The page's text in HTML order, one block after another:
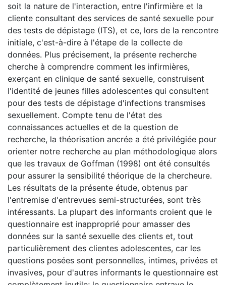
soit la nature de l'interaction, entre l'infirmière et la
cliente consultant des services de santé sexuelle pour
des tests de dépistage (ITS), et ce, lors de la rencontre
initiale, c'est-à-dire à l'étape de la collecte de
données. Plus précisement, la présente recherche
cherche à comprendre comment les infirmières,
exerçant en clinique de santé sexuelle, construisent
l'identité de jeunes filles adolescentes qui consultent
pour des tests de dépistage d'infections transmises
sexuellement. Compte tenu de l'état des
connaissances actuelles et de la question de
recherche, la théorisation ancrée a été privilégiée pour
orienter notre recherche au plan méthodologique alors
que les travaux de Goffman (1998) ont été consultés
pour assurer la sensibilité théorique de la chercheure.
Les résultats de la présente étude, obtenus par
l'entremise d'entrevues semi-structurées, sont très
intéressants. La plupart des informants croient que le
questionnaire est inapproprié pour amasser des
données sur la santé sexuelle des clients et, tout
particulièrement des clientes adolescentes, car les
questions posées sont personnelles, intimes, privées et
invasives, pour d'autres informants le questionnaire est